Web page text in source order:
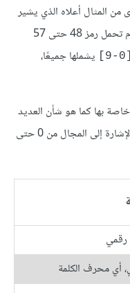
من المثال أعلاه الذي يشير
إلى مجال الأرقام من 0 إلى 9-، وهذه الأرقام تحمل رمز 48 حتى 57
‎ يشملها جميعًا،
بها كما هو شأن العديد
من مجموعات المحارف الشائعة، فإذا أردنا الإشارة إلى المجال من 0 حتى
أي محرف الكلمة